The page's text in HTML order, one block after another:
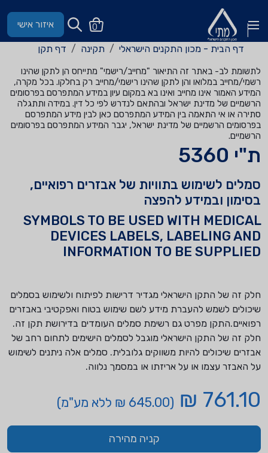
0 איזור אישי
דף הבית - מכון התקנים הישראלי תקינה דף תקן
לתשומת לב- באתר זה התיאור "מחייב/רישמי" מתייחס הן לתקן שהינו
רשמי/מחייב במלואו והן לתקן שהינו רישמי/מחייב רק בחלקו. בכל מקרה,
המידע האמור אינו מחייב ואינו בא במקום עיון במידע המתפרסם בפרסומים
הרשמיים של מדינת ישראל ובהתאם לנדרש לפי כל דין. במידה ותתגלה
סתירה או אי התאמה בין המידע המתפרסם כאן לבין מידע המתפרסם
בפרסומים הרשמיים של מדינת ישראל, יגבר המידע המתפרסם בפרסומים
הרשמיים.
ת"י 5360
סמלים לשימוש בתוויות של אבזרים רפואיים,
בסימון ובמידע להפצה
SYMBOLS TO BE USED WITH MEDICAL
DEVICES LABELS, LABELING AND
INFORMATION TO BE SUPPLIED
חלק זה של התקן הישראלי מגדיר דרישות לפיתוח ולשימוש בסמלים
שיכולים לשמש להעברת מידע לשם שימוש בטוח ואפקטיבי באבזרים
רפואיים.התקן מפרט גם רשימת סמלים העומדים בדירושת תקן זה.
חלק זה של התקן הישראלי מוגבל לסמלים הישימים לתחום רחב של
אבזרים שיכולים להיות משווקים גלובלית. סמלים אלה ניתנים לשימוש
על האבזר עצמו או על אריזתו או במסמך נלווה.
761.10 ₪ (645.00 ₪ ללא מע"מ)
קניה מהירה